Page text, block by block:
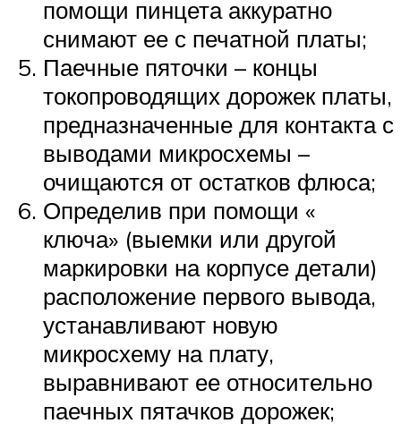
помощи пинцета аккуратно
снимают ее с печатной платы;
Паечные пяточки – концы
токопроводящих дорожек платы,
предназначенные для контакта с
выводами микросхемы –
очищаются от остатков флюса;
Определив при помощи «
ключа» (выемки или другой
маркировки на корпусе детали)
расположение первого вывода,
устанавливают новую
микросхему на плату,
выравнивают ее относительно
паечных пятачков дорожек;